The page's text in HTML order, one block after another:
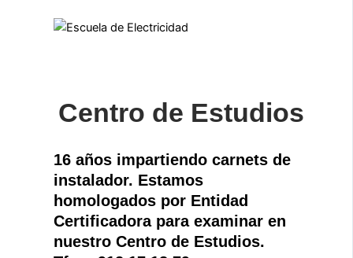
Centro de Estudios
16 años impartiendo carnets de
instalador. Estamos
homologados por Entidad
Certificadora para examinar en
nuestro Centro de Estudios.